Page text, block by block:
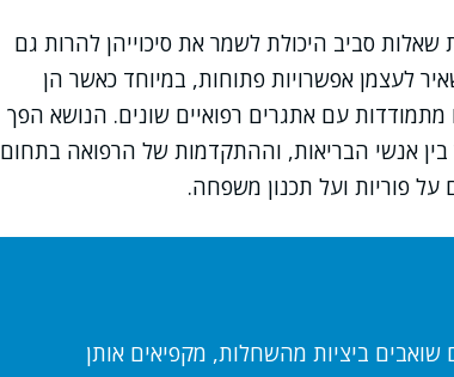
שאלות סביב היכולת לשמר את סיכוייהן להרות גם
לעצמן אפשרויות פתוחות, במיוחד כאשר הן
מתמודדות עם אתגרים רפואיים שונים. הנושא הפך
בין אנשי הבריאות, וההתקדמות של הרפואה בתחום
פוריות ועל תכנון משפחה.
שואבים ביציות מהשחלות, מקפיאים אותן